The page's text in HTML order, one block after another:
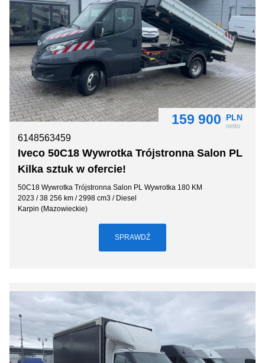
159 900 PLN
netto
6148563459
Iveco 50C18 Wywrotka Trójstronna Salon PL
Kilka sztuk w ofercie!
50C18 Wywrotka Trójstronna Salon PL Wywrotka 180 KM
2023 / 38 256 km / 2998 cm3 / Diesel
Karpin (Mazowieckie)
SPRAWDŹ